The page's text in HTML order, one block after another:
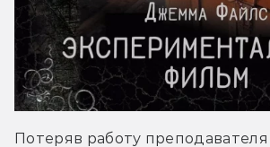
Потеряв работу